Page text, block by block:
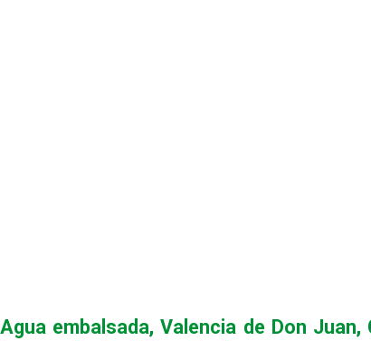
Agua embalsada, Valencia de Don